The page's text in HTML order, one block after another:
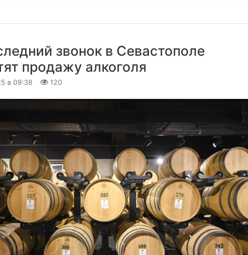
звонок в Севастополе
продажу алкоголя
в 09:38 120